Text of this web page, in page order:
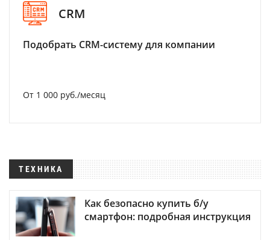
CRM
Подобрать CRM-систему для компании
От 1 000 руб./месяц
ТЕХНИКА
Как безопасно купить б/у
смартфон: подробная инструкция